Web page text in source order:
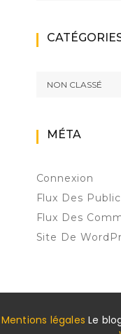
NON CLASSÉ
MÉTA
Connexion
Flux Des
Flux Des
Site De
Mentions légales Le